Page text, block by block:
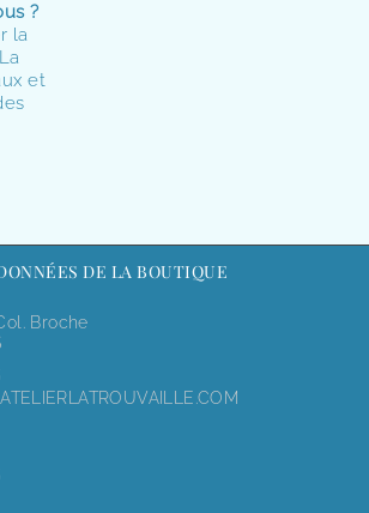
?
la
et
DE LA BOUTIQUE
Broche